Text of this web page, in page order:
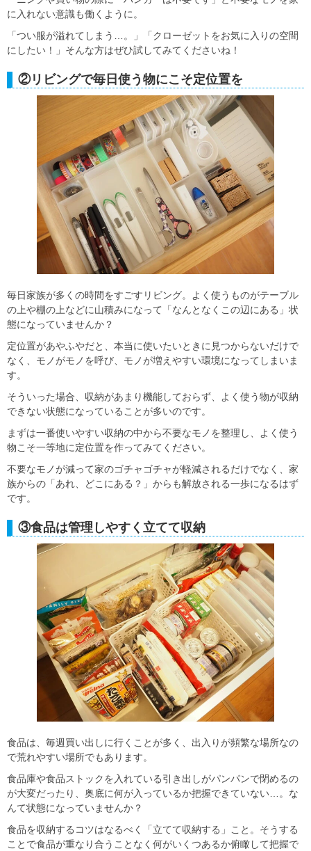
に入れない意識も働くように。
「つい服が溢れてしまう…。」「クローゼットをお気に入りの空間
にしたい！」そんな方はぜひ試してみてくださいね！
②リビングで毎日使う物にこそ定位置を
毎日家族が多くの時間をすごすリビング。よく使うものがテーブル
の上や棚の上などに山積みになって「なんとなくこの辺にある」状
態になっていませんか？
定位置があやふやだと、本当に使いたいときに見つからないだけで
なく、 モノがモノを呼び、モノが増えやすい環境になってしまいま
す。
そういった場合、収納があまり機能しておらず、よく使う物が収納
できない状態になっていることが多いのです。
まずは一番使いやすい収納の中から不要なモノを整理し、
よく使う
物こそ一等地に定位置を作ってみてください。
不要なモノが減って家のゴチャゴチャが軽減されるだけでなく、家
族からの「あれ、どこにある？」からも解放される一歩になるはず
です。
③食品は管理しやすく立てて収納
食品は、毎週買い出しに行くことが多く、出入りが頻繁な場所なの
で荒れやすい場所でもあります。
食品庫や食品ストックを入れている引き出しがパンパンで閉めるの
が大変だったり、奥底に何が入っているか把握できていない…。な
んて状態になっていませんか？
食品を収納するコツはなるべく
「立てて収納する」 こと。そうする
ことで食品が重なり合うことなく 何がいくつあるか俯瞰して把握で